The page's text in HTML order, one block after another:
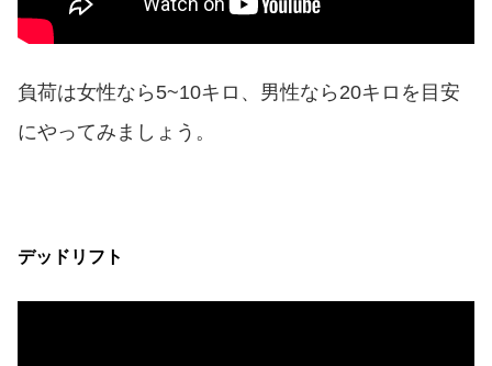
負荷は女性なら5~10キロ、男性なら20キロを目安
にやってみましょう。
デッドリフト